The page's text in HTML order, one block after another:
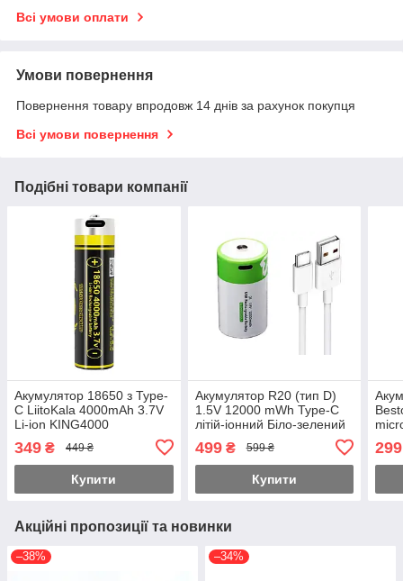
Всі умови оплати
Умови повернення
Повернення товару впродовж 14 днів за рахунок покупця
Всі умови повернення
Подібні товари компанії
Акумулятор 18650 з Type-
C LiitoKala 4000mAh 3.7V
Li-ion KING4000
349 ₴ 449 ₴
Купити
Акумулятор R20 (тип D)
1.5V 12000 mWh Type-C
літій-іонний Біло-зелений
499₴ 599 ₴
Купити
299
Акційні пропозиції та новинки
–38% –34%